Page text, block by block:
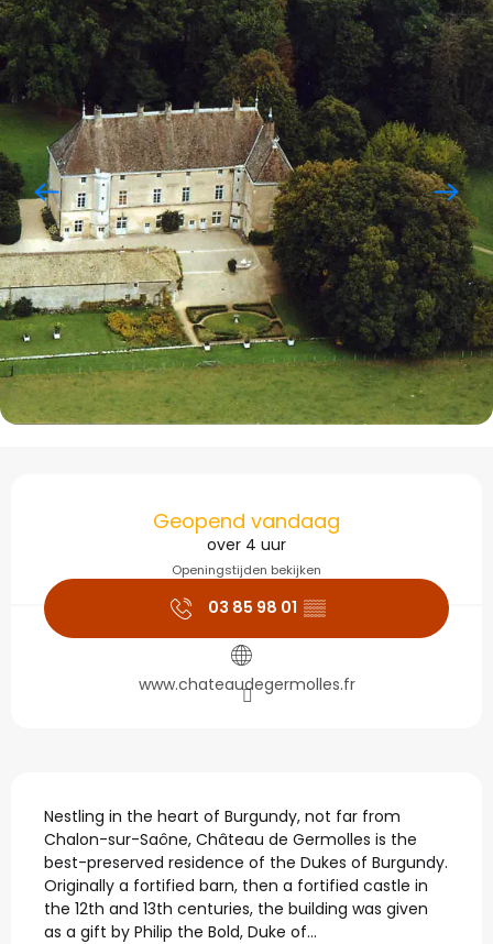
Openingstijden en
Geopend vandaag
over 4 uur
Openingstijden bekijken
03 85 98 01 ▒▒
www.chateaudegermolles.fr
Beschrijving
Nestling in the heart of Burgundy, not far from
Chalon-sur-Saône, Château de Germolles is the
best-preserved residence of the Dukes of Burgundy.
Originally a fortified barn, then a fortified castle in
the 12th and 13th centuries, the building was given
as a gift by Philip the Bold, Duke of...